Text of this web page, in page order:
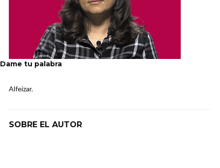
Dame tu palabra
Alfeizar.
SOBRE EL AUTOR